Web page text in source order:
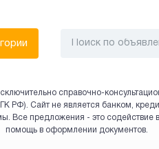
справочно-
ГК РФ). Сайт не является банком,
Все предложения - это содействие
помощь в оформлении документов.